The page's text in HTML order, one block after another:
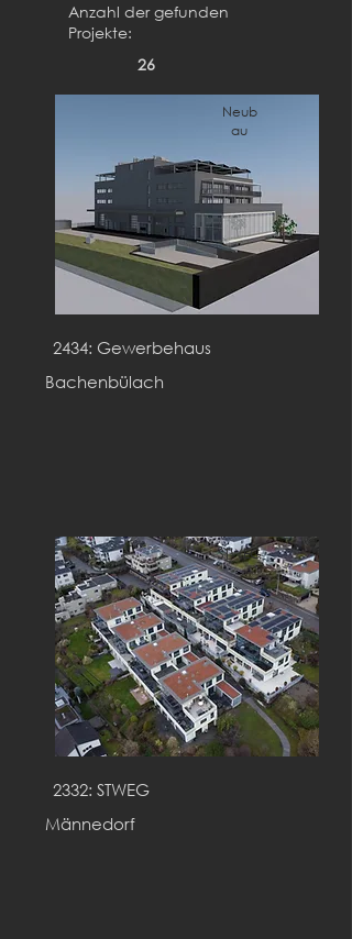
Anzahl der gefunden
Projekte:
26
Neub
au
2434: Gewerbehaus
Bachenbülach
STWEG
2332: STWEG
Männedorf